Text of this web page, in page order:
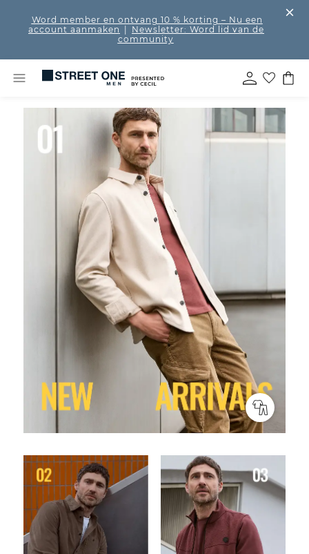
Word member en ontvang 10 % korting – Nu een
account aanmaken
Newsletter: Word lid van de
community